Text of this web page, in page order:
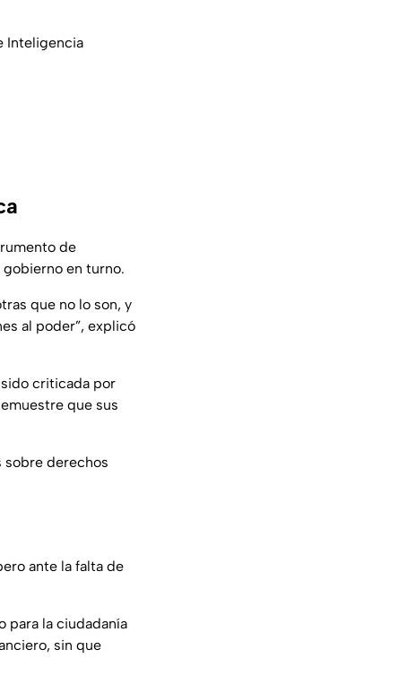
Inteligencia
de
en turno.
que no lo son, y
al poder”, explicó
criticada por
que sus
sobre derechos
ante la falta de
para la ciudadanía
sin que